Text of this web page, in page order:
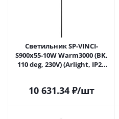
Светильник SP-VINCI-
S900x55-10W Warm3000 (BK,
110 deg, 230V) (Arlight, IP20
10 631.34₽/шт